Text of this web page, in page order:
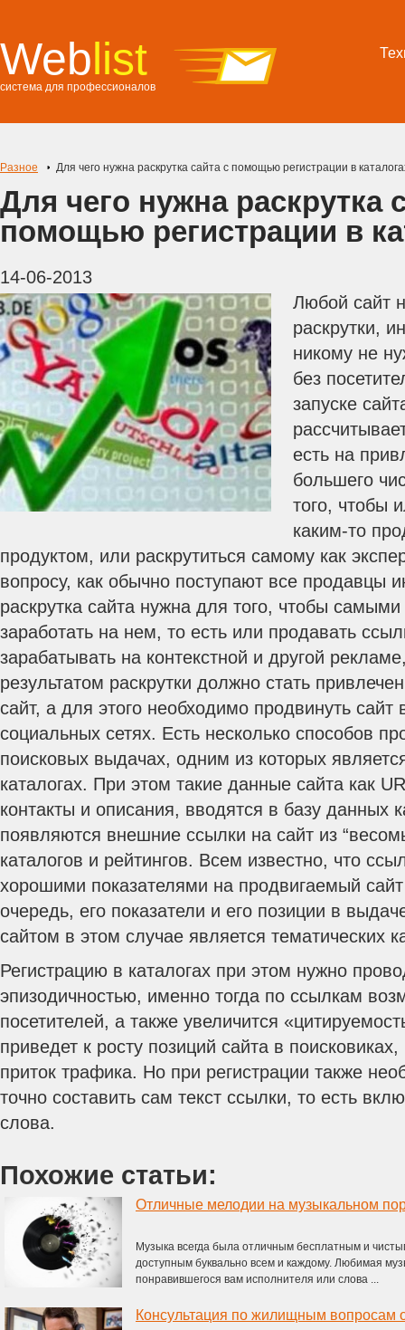
Weblist
система для профессионалов
Разное Для чего нужна раскрутка сайта с помощью регистрации в
Для чего нужна раскрутка
помощью регистрации в
14-06-2013
Любой сайт
раскрутки,
никому не
без
запуске
есть на
большего
того, чтобы
каким-то
продуктом, или раскрутиться самому как
вопросу, как обычно поступают все продавцы
раскрутка сайта нужна для того, чтобы
заработать на нем, то есть или продавать
зарабатывать на контекстной и другой
результатом раскрутки должно стать
сайт, а для этого необходимо продвинуть сайт
социальных сетях. Есть несколько способов
поисковых выдачах, одним из которых
каталогах. При этом такие данные сайта как
контакты и описания, вводятся в базу данных
появляются внешние ссылки на сайт из
каталогов и рейтингов. Всем известно, что
хорошими показателями на продвигаемый
очередь, его показатели и его позиции в
сайтом в этом случае является тематических
Регистрацию в каталогах при этом нужно
эпизодичностью, именно тогда по ссылкам
посетителей, а также увеличится
приведет к росту позиций сайта в
приток трафика. Но при регистрации также
точно составить сам текст ссылки, то есть
слова.
Похожие статьи:
Отличные мелодии на музыкальном
Музыка всегда была отличным бесплатным и
доступным буквально всем и каждому. Любимая
понравившегося вам исполнителя или слова ...
Консультация по жилищным вопросам